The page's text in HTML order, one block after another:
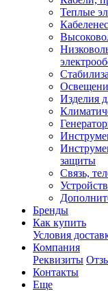
Теплые
Изделия
защиты
Связь,
Бренды
Как купить
Условия
Компания
Реквизиты
Контакты
Еще